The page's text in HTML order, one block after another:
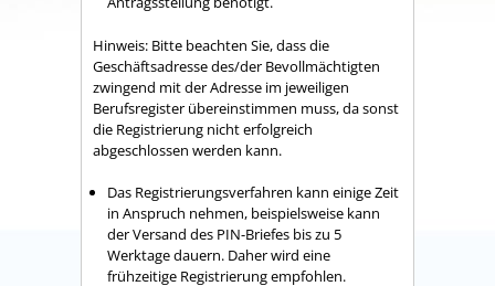
Hinweis: Bitte beachten Sie, dass die
Geschäftsadresse des/der Bevollmächtigten
zwingend mit der Adresse im jeweiligen
Berufsregister übereinstimmen muss, da sonst
die Registrierung nicht erfolgreich
abgeschlossen werden kann.
Das Registrierungsverfahren kann einige Zeit
in Anspruch nehmen, beispielsweise kann
der Versand des PIN-Briefes bis zu 5
Werktage dauern. Daher wird eine
frühzeitige Registrierung empfohlen.